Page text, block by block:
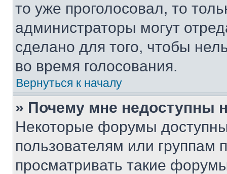
то уже проголосовал, то
администраторы могут
сделано для того, чтобы
во время голосования.
Вернуться к началу
» Почему мне недоступны
Некоторые форумы
пользователям или группам
просматривать такие